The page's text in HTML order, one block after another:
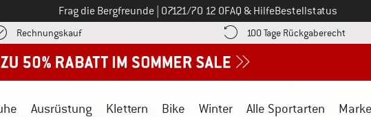
Frag die Bergfreunde Ruf uns an unter
07121/70 12 0FAQ & HilfeBestellstatus
RechnungskaufFinde die Zahlungs-Infos hier! Öffnet sich in einer Infobox
100 Tage Rückgaberecht
Ausrüstung Klettern Bike Winter Alle Sportarten